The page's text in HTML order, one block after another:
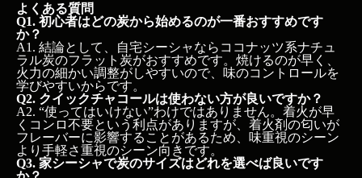
よくある質問
Q1. 初心者はどの炭から始めるのが一番おすすめです
か？
A1. 結論として、自宅シーシャならココナッツ系ナチュ
ラル炭のフラット炭がおすすめです。焼けるのが早く、
火力の細かい調整がしやすいので、味のコントロールを
学びやすいからです。
Q2. クイックチャコールは使わない方が良いですか？
A2. “使ってはいけない”わけではありません。着火が早
くコンロ不要という利点がありますが、着火剤の匂いが
フレーバーに影響することがあるため、味重視のシーン
より手軽さ重視のシーン向きです。
Q3. 家シーシャで炭のサイズはどれを選べば良いです